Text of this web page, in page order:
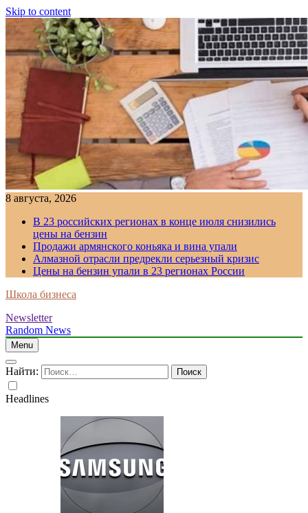
Skip to content
8 августа, 2026
В 23 российских регионах в конце июля снизились
цены на бензин
Продажи армянского коньяка и вина упали
Алмазной отрасли предрекли серьезный кризис
Цены на бензин упали в 23 регионах России
Школа бизнеса
Newsletter
Random News
Menu
Найти:
Headlines